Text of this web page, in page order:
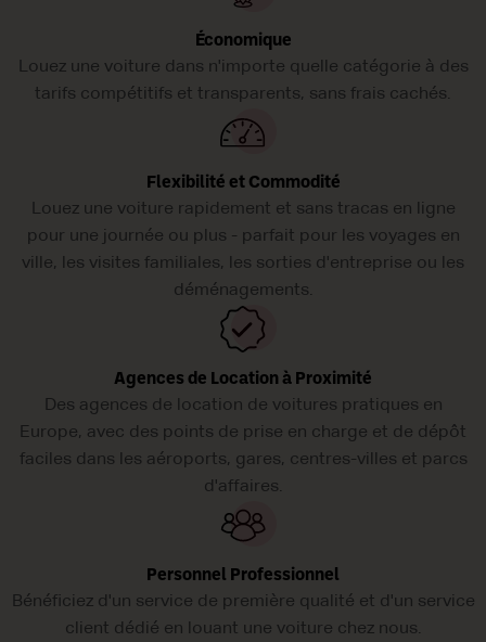
Économique
Louez une voiture dans n'importe quelle catégorie à des
tarifs compétitifs et transparents, sans frais cachés.
Flexibilité et Commodité
Louez une voiture rapidement et sans tracas en ligne
pour une journée ou plus - parfait pour les voyages en
ville, les visites familiales, les sorties d'entreprise ou les
déménagements.
Agences de Location à Proximité
Des agences de location de voitures pratiques en
Europe, avec des points de prise en charge et de dépôt
faciles dans les aéroports, gares, centres-villes et parcs
d'affaires.
Personnel Professionnel
Bénéficiez d'un service de première qualité et d'un service
client dédié en louant une voiture chez nous.